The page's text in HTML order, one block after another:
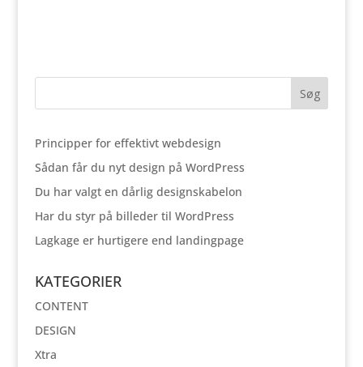
Principper for effektivt webdesign
Sådan får du nyt design på WordPress
Du har valgt en dårlig designskabelon
Har du styr på billeder til WordPress
Lagkage er hurtigere end landingpage
KATEGORIER
CONTENT
DESIGN
Xtra